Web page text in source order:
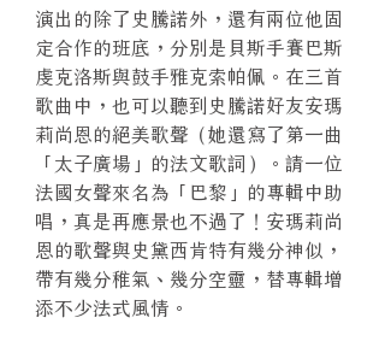
演出的除了史騰諾外，還有兩位他固
定合作的班底，分別是貝斯手賽巴斯
虔克洛斯與鼓手雅克索帕佩。在三首
歌曲中，也可以聽到史騰諾好友安瑪
莉尚恩的絕美歌聲（她還寫了第一曲
「太子廣場」的法文歌詞）。請一位
法國女聲來名為「巴黎」的專輯中助
唱，真是再應景也不過了！安瑪莉尚
恩的歌聲與史黛西肯特有幾分神似，
帶有幾分稚氣、幾分空靈，替專輯增
添不少法式風情。